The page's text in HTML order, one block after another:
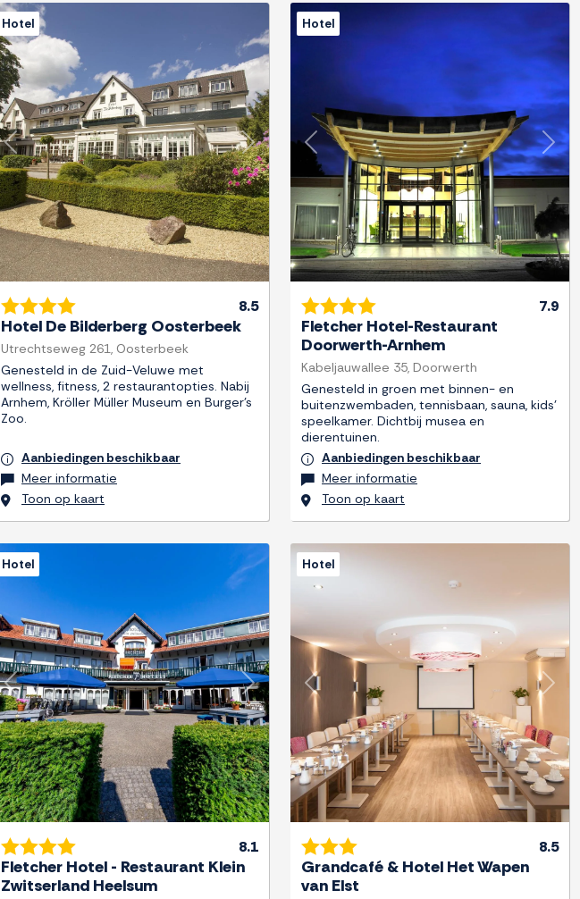
Previous Next
Hotel
8.5
Hotel De Bilderberg Oosterbeek
Utrechtseweg 261, Oosterbeek
Genesteld in de Zuid-Veluwe met
wellness, fitness, 2 restaurantopties. Nabij
Arnhem, Kröller Müller Museum en Burger's
Zoo.
Aanbiedingen beschikbaar
Meer informatie
Toon op kaart
Previous Next
Hotel
7.9
Fletcher Hotel-Restaurant
Doorwerth-Arnhem
Kabeljauwallee 35, Doorwerth
Genesteld in groen met binnen- en
buitenzwembaden, tennisbaan, sauna, kids'
speelkamer. Dichtbij musea en
dierentuinen.
Aanbiedingen beschikbaar
Meer informatie
Toon op kaart
Previous Next
Hotel
8.1
Fletcher Hotel - Restaurant Klein
Zwitserland Heelsum
Previous Next
Hotel
8.5
Grandcafé & Hotel Het Wapen
van Elst